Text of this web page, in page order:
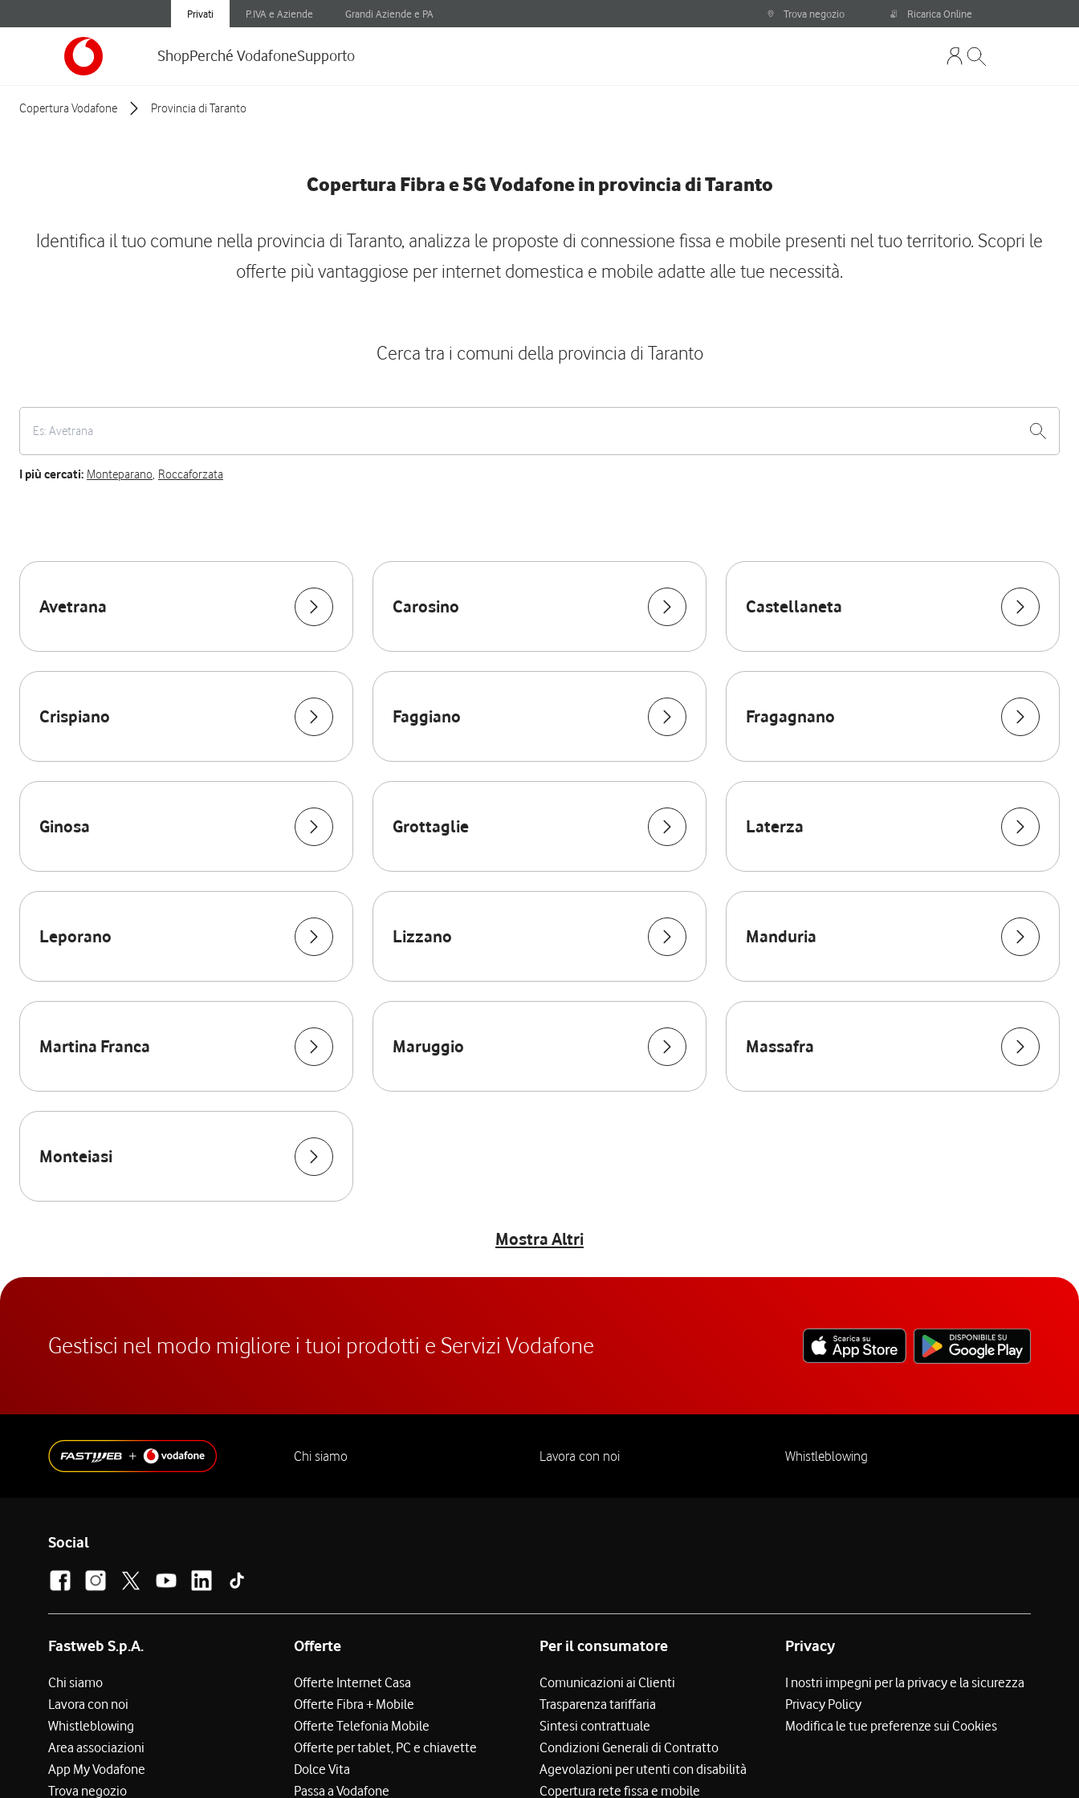
Privati P.IVA e Aziende Grandi Aziende e PA Trova negozio Ricarica Online
ShopPerché VodafoneSupporto
Copertura Vodafone Provincia di Taranto
Copertura Fibra e 5G Vodafone in provincia di Taranto
Identifica il tuo comune nella provincia di Taranto, analizza le proposte di connessione fissa e mobile presenti nel tuo territorio. Scopri le
offerte più vantaggiose per internet domestica e mobile adatte alle tue necessità.
Cerca tra i comuni della provincia di Taranto
I più cercati: Monteparano, Roccaforzata
Avetrana Carosino Castellaneta
Crispiano Faggiano Fragagnano
Ginosa Grottaglie Laterza
Leporano Lizzano Manduria
Martina Franca Maruggio Massafra
Monteiasi
Mostra Altri
Gestisci nel modo migliore i tuoi prodotti e Servizi Vodafone
Chi siamo Lavora con noi Whistleblowing
Social
Fastweb S.p.A.
Chi siamo
Lavora con noi
Whistleblowing
Area associazioni
App My Vodafone
Trova negozio
Offerte
Offerte Internet Casa
Offerte Fibra + Mobile
Offerte Telefonia Mobile
Offerte per tablet, PC e chiavette
Dolce Vita
Passa a Vodafone
Per il consumatore
Comunicazioni ai Clienti
Trasparenza tariffaria
Sintesi contrattuale
Condizioni Generali di Contratto
Agevolazioni per utenti con disabilità
Copertura rete fissa e mobile
Privacy
I nostri impegni per la privacy e la sicurezza
Privacy Policy
Modifica le tue preferenze sui Cookies